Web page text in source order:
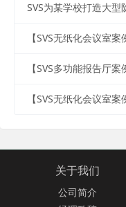
SVS为某学校打造大型
【SVS无纸化会议室
【SVS多功能报告厅
【SVS无纸化会议室
关于我们
公司简介